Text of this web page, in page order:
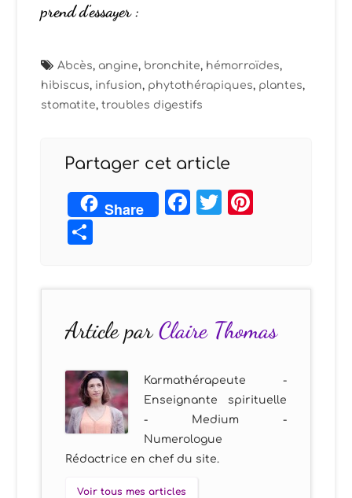
prend d’essayer :
Abcès, angine, bronchite, hémorroïdes,
hibiscus, infusion, phytothérapiques, plantes,
stomatite,troubles digestifs
Partager cet article
Share Facebook
Twitter
Article parClaire Thomas
Karmathérapeute -
Enseignante spirituelle
- Medium -
Numerologue
Rédactrice en chef du site.
Voir tous mes articles